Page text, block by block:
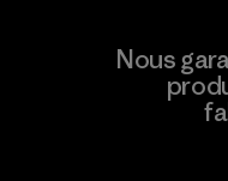
Nous